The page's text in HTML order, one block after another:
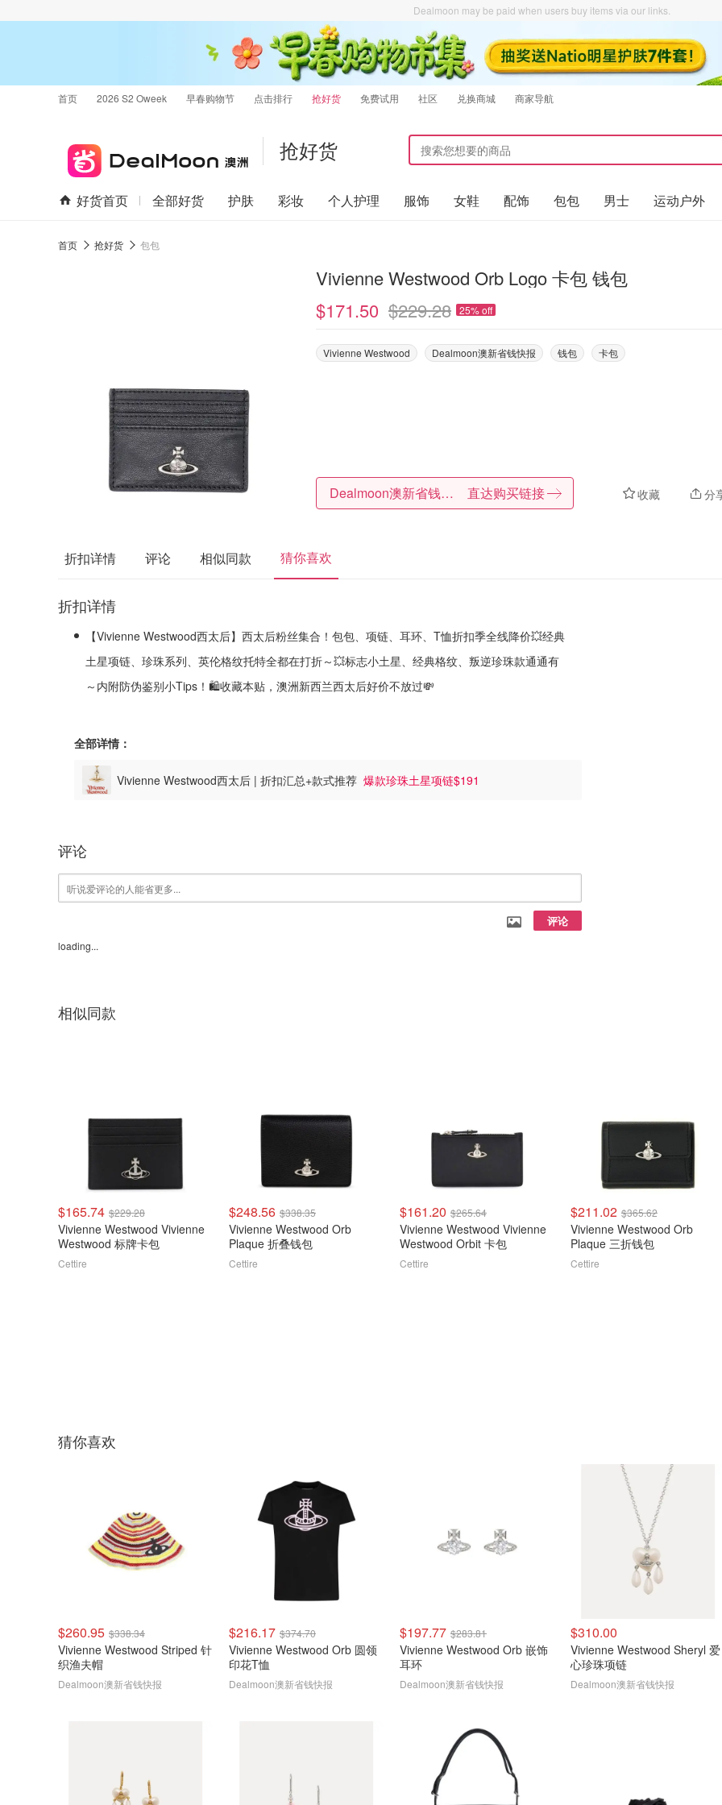
Dealmoon may be paid when users buy items via our links.
首页 2026 S2 Oweek 早春购物节 点击排行 抢好货 免费试用 社区 兑换商城 商家导航
抢好货
好货首页 全部好货 护肤 彩妆 个人护理 服饰 女鞋 配饰 包包 男士 运动户外
首页 抢好货 包包
Vivienne Westwood Orb Logo 卡包 钱包
$171.50 $229.28 25% off
Vivienne Westwood Dealmoon澳新省钱快报 钱包 卡包
收藏 分
Dealmoon澳新省钱快报 直达购买链接
折扣详情 评论 相似同款 猜你喜欢
折扣详情
【Vivienne Westwood西太后】西太后粉丝集合！包包、项链、耳环、T恤折扣季全线降价💥经典
土星项链、珍珠系列、英伦格纹托特全都在打折～💥标志小土星、经典格纹、叛逆珍珠款通通有
～内附防伪鉴别小Tips！🛍️收藏本贴，澳洲新西兰西太后好价不放过💸
全部详情：
Vivienne Westwood西太后 | 折扣汇总+款式推荐 爆款珍珠土星项链$191
评论
评论
loading...
相似同款
$165.74 $229.28
Vivienne Westwood Vivienne
Westwood 标牌卡包
Cettire
$248.56 $338.35
Vivienne Westwood Orb
Plaque 折叠钱包
Cettire
$161.20 $265.64
Vivienne Westwood Vivienne
Westwood Orbit 卡包
Cettire
$211.02 $365.62
Vivienne Westwood Orb
Plaque 三折钱包
Cettire
猜你喜欢
$260.95 $338.34
Vivienne Westwood Striped 针
织渔夫帽
Dealmoon澳新省钱快报
$216.17 $374.70
Vivienne Westwood Orb 圆领
印花T恤
Dealmoon澳新省钱快报
$197.77 $283.81
Vivienne Westwood Orb 嵌饰
耳环
Dealmoon澳新省钱快报
$310.00
Vivienne Westwood Sheryl 爱
心珍珠项链
Dealmoon澳新省钱快报